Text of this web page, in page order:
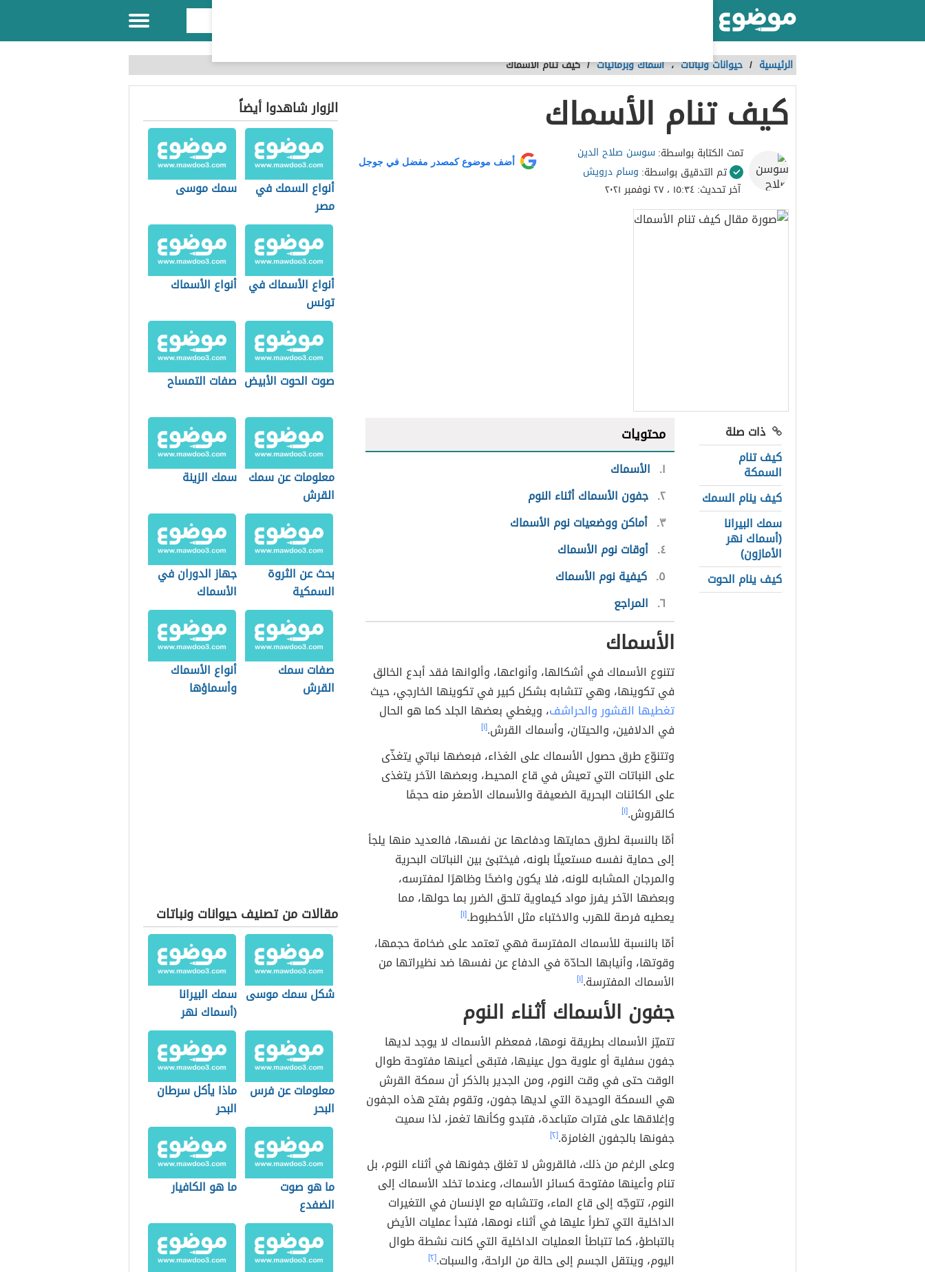
الرئيسية / حيوانات ونباتات،أسماك وبرمائيات /كيف تنام الأسماك
كيف تنام الأسماك
تمت الكتابة بواسطة:سوسن صلاح الدين
تم التدقيق بواسطة: وسام درويش
آخر تحديث:١٥:٣٤ ، ٢٧ نوفمبر ٢٠٢١
أضف موضوع كمصدر مفضل في جوجل
ذات صلة
كيف تنام
السمكة
كيف ينام السمك
سمك البيرانا
(أسماك نهر
الأمازون)
كيف ينام الحوت
محتويات
١ الأسماك
٢ جفون الأسماك أثناء النوم
٣ أماكن ووضعيات نوم الأسماك
٤ أوقات نوم الأسماك
٥ كيفية نوم الأسماك
٦ المراجع
الأسماك
تتنوع الأسماك في أشكالها، وأنواعها، وألوانها فقد أبدع الخالق
في تكوينها، وهي تتشابه بشكل كبير في تكوينها الخارجي، حيث
تغطيها القشور والحراشف، ويغطي بعضها الجلد كما هو الحال
في الدلافين، والحيتان، وأسماك القرش.[١]
وتتنوّع طرق حصول الأسماك على الغذاء، فبعضها نباتي يتغذّى
على النباتات التي تعيش في قاع المحيط، وبعضها الآخر يتغذى
على الكائنات البحرية الضعيفة والأسماك الأصغر منه حجمًا
كالقروش.[١]
أمّا بالنسبة لطرق حمايتها ودفاعها عن نفسها، فالعديد منها يلجأ
إلى حماية نفسه مستعينًا بلونه، فيختبئ بين النباتات البحرية
والمرجان المشابه للونه، فلا يكون واضحًا وظاهرًا لمفترسه،
وبعضها الآخر يفرز مواد كيماوية تلحق الضرر بما حولها، مما
يعطيه فرصة للهرب والاختباء مثل الأخطبوط.[١]
أمّا بالنسبة للأسماك المفترسة فهي تعتمد على ضخامة حجمها،
وقوتها، وأنيابها الحادّة في الدفاع عن نفسها ضد نظيراتها من
الأسماك المفترسة.[١]
جفون الأسماك أثناء النوم
تتميّز الأسماك بطريقة نومها، فمعظم الأسماك لا يوجد لديها
جفون سفلية أو علوية حول عينيها، فتبقى أعينها مفتوحة طوال
الوقت حتى في وقت النوم، ومن الجدير بالذكر أن سمكة القرش
هي السمكة الوحيدة التي لديها جفون، وتقوم بفتح هذه الجفون
وإغلاقها على فترات متباعدة، فتبدو وكأنها تغمز، لذا سميت
جفونها بالجفون الغامزة.[٢]
وعلى الرغم من ذلك، فالقروش لا تغلق جفونها في أثناء النوم، بل
تنام وأعينها مفتوحة كسائر الأسماك، وعندما تخلد الأسماك إلى
النوم، تتوجّه إلى قاع الماء، وتتشابه مع الإنسان في التغيرات
الداخلية التي تطرأ عليها في أثناء نومها، فتبدأ عمليات الأيض
بالتباطؤ، كما تتباطأ العمليات الداخلية التي كانت نشطة طوال
اليوم، وينتقل الجسم إلى حالة من الراحة، والسبات.[٢]
الزوار شاهدوا أيضاً
أنواع السمك في
مصر
سمك موسى
أنواع الأسماك في
تونس
أنواع الأسماك
صوت الحوت الأبيض صفات التمساح
معلومات عن سمك
القرش
سمك الزينة
بحث عن الثروة
السمكية
جهاز الدوران في
الأسماك
صفات سمك
القرش
أنواع الأسماك
وأسماؤها
مقالات من تصنيف حيوانات ونباتات
شكل سمك موسى سمك البيرانا
(أسماك نهر
الأمازون)
معلومات عن فرس
البحر
ماذا يأكل سرطان
البحر
ما هو صوت
الضفدع
ما هو الكافيار